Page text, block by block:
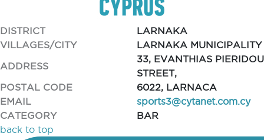
DISTRICT
LARNAKA
VILLAGES/CITY
LARNAKA MUNICIPALITY
ADDRESS
33, EVANTHIAS PIERIDOU
STREET,
POSTAL CODE
6022, LARNACA
EMAIL
sports3@cytanet.com.cy
CATEGORY
BAR
back to top